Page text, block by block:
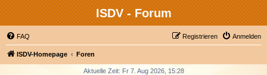
ISDV - Forum
FAQ Anmelden
Registrieren
ISDV-Homepage Foren
Aktuelle Zeit: Fr 7. Aug 2026, 15:28